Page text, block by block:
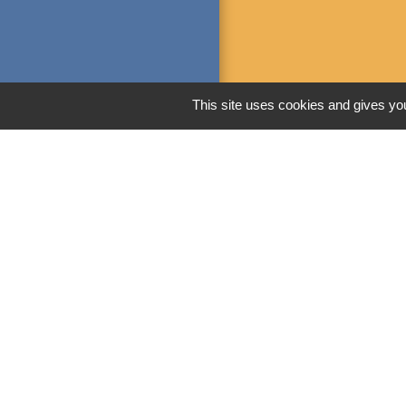
This site uses cookies and gives